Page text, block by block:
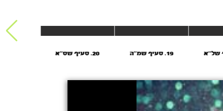
19. סעיף שמ''ה 20. סעיף שס''א